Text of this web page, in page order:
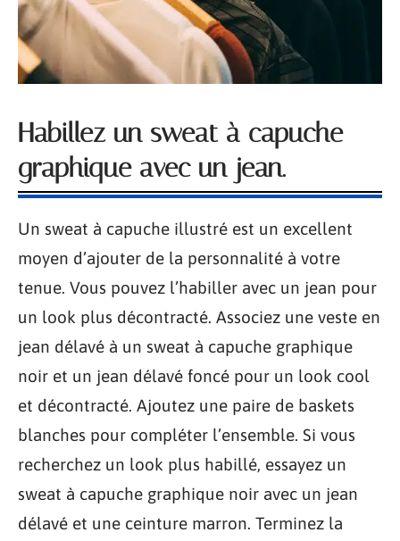
Habillez un sweat à capuche
graphique avec un jean.
Un sweat à capuche illustré est un excellent
moyen d’ajouter de la personnalité à votre
tenue. Vous pouvez l’habiller avec un jean pour
un look plus décontracté. Associez une veste en
jean délavé à un sweat à capuche graphique
noir et un jean délavé foncé pour un look cool
et décontracté. Ajoutez une paire de baskets
blanches pour compléter l’ensemble. Si vous
recherchez un look plus habillé, essayez un
sweat à capuche graphique noir avec un jean
délavé et une ceinture marron. Terminez la